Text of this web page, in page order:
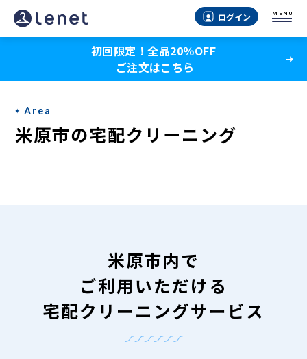
米
原
の
宅
配
ログイン MENU
初回限定！全品20％OFF
ご注文はこちら
Area
米原市の宅配クリーニング
米原市内で
ご利用いただける
宅配クリーニングサービス